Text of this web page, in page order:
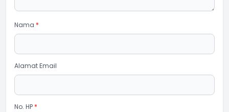
Nama *
Alamat Email
No. HP *